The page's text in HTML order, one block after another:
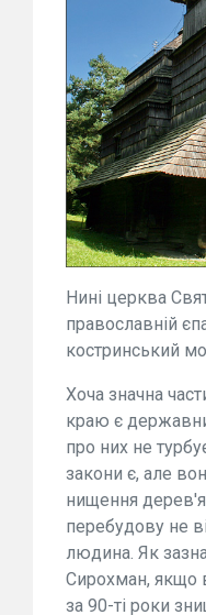
Нині церква
православній
костринський
Хоча значна
краю є
про них не
закони є, але
нищення
перебудову не
людина. Як
Сирохман, якщо
за 90-ті роки